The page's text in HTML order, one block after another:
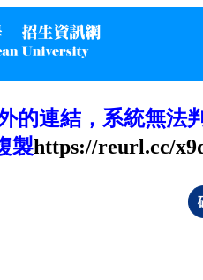
的連結，系統無法
製https://reurl.cc/